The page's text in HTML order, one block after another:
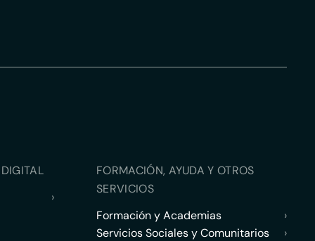
›
FORMACIÓN, AYUDA Y OTROS
SERVICIOS
Formación y Academias
›
Servicios Sociales y Comunitarios
›